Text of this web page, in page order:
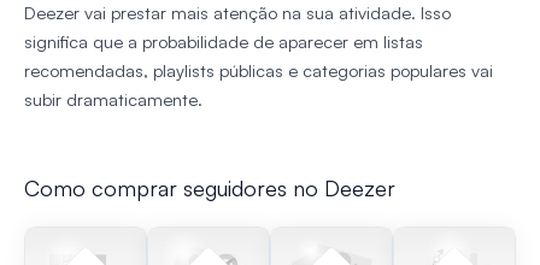
Deezer vai prestar mais atenção na sua atividade. Isso
significa que a probabilidade de aparecer em listas
recomendadas, playlists públicas e categorias populares vai
subir dramaticamente.
Como comprar seguidores no Deezer